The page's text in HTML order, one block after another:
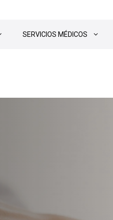
SERVICIOS MÉDICOS